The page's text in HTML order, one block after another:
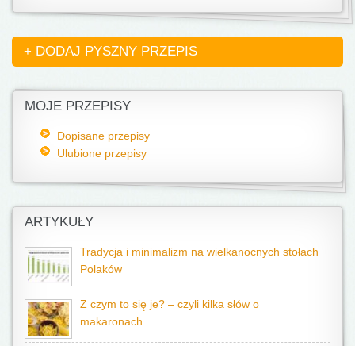
+ DODAJ PYSZNY PRZEPIS
MOJE PRZEPISY
Dopisane przepisy
Ulubione przepisy
ARTYKUŁY
Tradycja i minimalizm na wielkanocnych stołach
Polaków
Z czym to się je? – czyli kilka słów o
makaronach…